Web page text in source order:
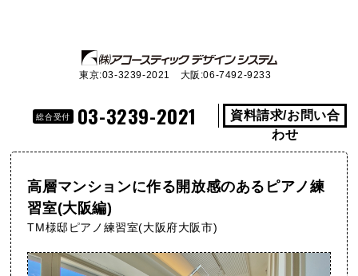
東京:03-3239-2021 大阪:06-7492-9233
総合受付 03-3239-2021
資料請求/お問い合
わせ
高層マンションに作る開放感のあるピアノ練
習室(大阪編)
TM様邸ピアノ練習室(大阪府大阪市)